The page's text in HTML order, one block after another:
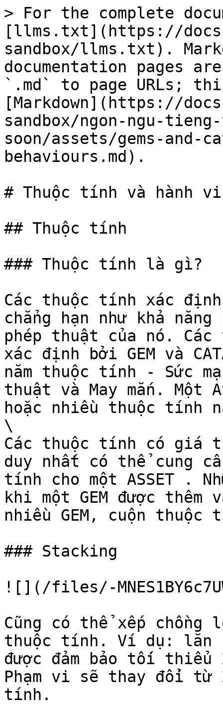
> For the complete
[llms.txt](https://
sandbox/llms.txt).
documentation pages
`.md` to page URLs;
[Markdown](https://
sandbox/ngon-ngu-
soon/assets/gems-
behaviours.md).
# Thuộc tính và hành vi
## Thuộc tính
### Thuộc tính là gì?
Các thuộc tính xác
chẳng hạn như khả
phép thuật của nó. Các
xác định bởi GEM và
năm thuộc tính - Sức
thuật và May mắn. Một
hoặc nhiều thuộc tính
\
Các thuộc tính có giá
duy nhất có thể cung
tính cho một ASSET .
khi một GEM được thêm
nhiều GEM, cuộn thuộc
### Stacking
![](/files/-
Cũng có thể xếp chồng
thuộc tính. Ví dụ: lăn
được đảm bảo tối
Phạm vi sẽ thay đổi từ
tính.